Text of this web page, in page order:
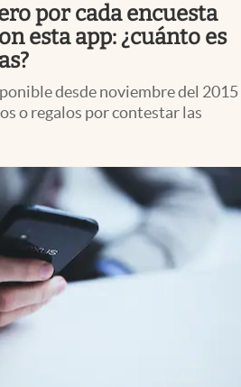
por cada encuesta
esta app: ¿cuánto es
desde noviembre del 2015
o regalos por contestar las